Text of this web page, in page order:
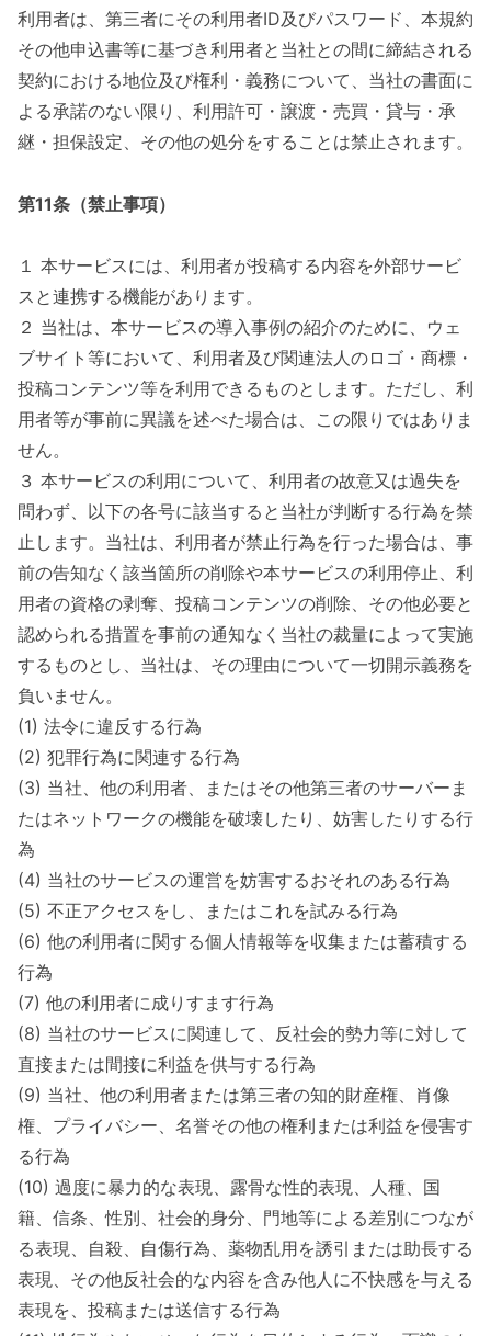
利用者は、第三者にその利用者ID及びパスワード、本規約
その他申込書等に基づき利用者と当社との間に締結される
契約における地位及び権利・義務について、当社の書面に
よる承諾のない限り、利用許可・譲渡・売買・貸与・承
継・担保設定、その他の処分をすることは禁止されます。
第11条（禁止事項）
１ 本サービスには、利用者が投稿する内容を外部サービ
スと連携する機能があります。
２ 当社は、本サービスの導入事例の紹介のために、ウェ
ブサイト等において、利用者及び関連法人のロゴ・商標・
投稿コンテンツ等を利用できるものとします。ただし、利
用者等が事前に異議を述べた場合は、この限りではありま
せん。
３ 本サービスの利用について、利用者の故意又は過失を
問わず、以下の各号に該当すると当社が判断する行為を禁
止します。当社は、利用者が禁止行為を行った場合は、事
前の告知なく該当箇所の削除や本サービスの利用停止、利
用者の資格の剥奪、投稿コンテンツの削除、その他必要と
認められる措置を事前の通知なく当社の裁量によって実施
するものとし、当社は、その理由について一切開示義務を
負いません。
(1) 法令に違反する行為
(2) 犯罪行為に関連する行為
(3) 当社、他の利用者、またはその他第三者のサーバーま
たはネットワークの機能を破壊したり、妨害したりする行
為
(4) 当社のサービスの運営を妨害するおそれのある行為
(5) 不正アクセスをし、またはこれを試みる行為
(6) 他の利用者に関する個人情報等を収集または蓄積する
行為
(7) 他の利用者に成りすます行為
(8) 当社のサービスに関連して、反社会的勢力等に対して
直接または間接に利益を供与する行為
(9) 当社、他の利用者または第三者の知的財産権、肖像
権、プライバシー、名誉その他の権利または利益を侵害す
る行為
(10) 過度に暴力的な表現、露骨な性的表現、人種、国
籍、信条、性別、社会的身分、門地等による差別につなが
る表現、自殺、自傷行為、薬物乱用を誘引または助長する
表現、その他反社会的な内容を含み他人に不快感を与える
表現を、投稿または送信する行為